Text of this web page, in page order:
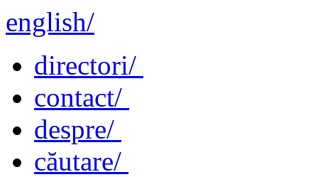
english/
directori/
contact/
despre/
căutare/